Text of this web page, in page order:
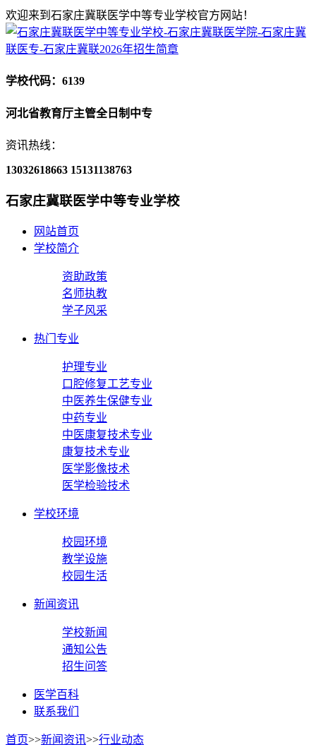
欢迎来到石家庄冀联医学中等专业学校官方网站！
学校代码：6139
河北省教育厅主管全日制中专
资讯热线：
13032618663 15131138763
石家庄冀联医学中等专业学校
网站首页
学校简介
资助政策
名师执教
学子风采
热门专业
护理专业
口腔修复工艺专业
中医养生保健专业
中药专业
中医康复技术专业
康复技术专业
医学影像技术
医学检验技术
学校环境
校园环境
教学设施
校园生活
新闻资讯
学校新闻
通知公告
招生问答
医学百科
联系我们
首页>>新闻资讯>>行业动态